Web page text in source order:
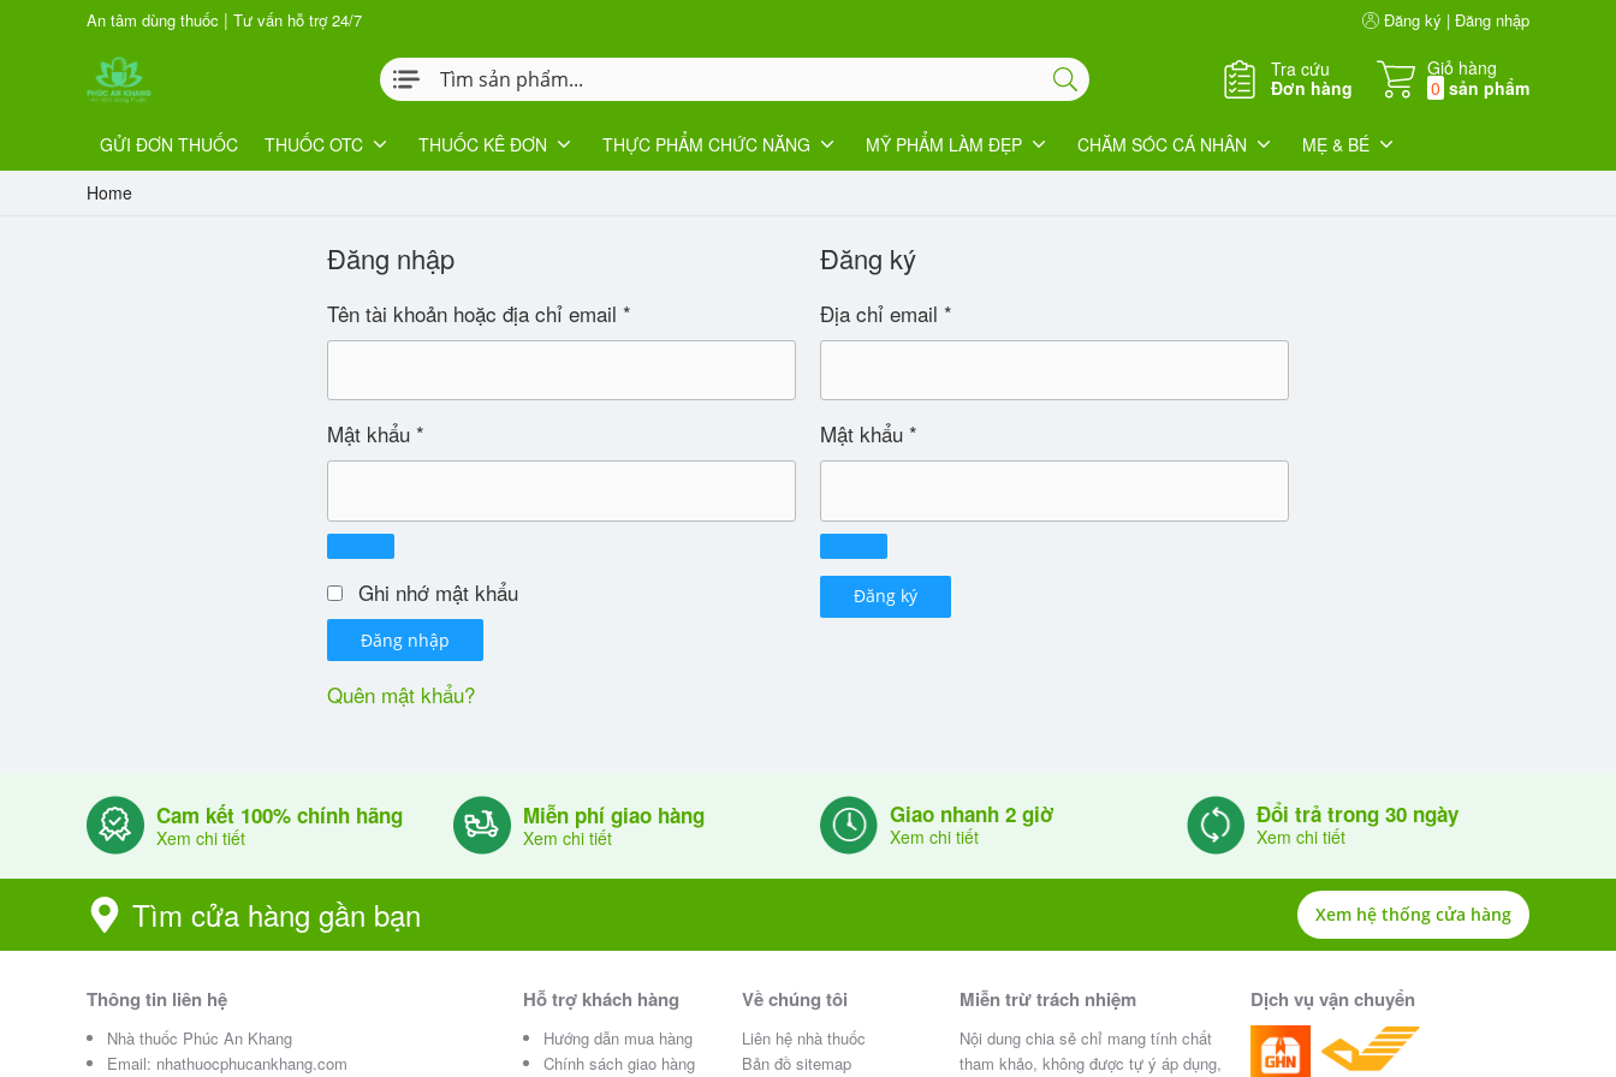
An tâm dùng thuốc | Tư vấn hỗ trợ 24/7 Đăng ký | Đăng nhập
Tra cứu
Đơn hàng
Giỏ hàng
0 sản phẩm
GỬI ĐƠN THUỐC THUỐC OTC THUỐC KÊ ĐƠN THỰC PHẨM CHỨC NĂNG MỸ PHẨM LÀM ĐẸP CHĂM SÓC CÁ NHÂN
MẸ & BÉ
Home
Đăng nhập
Tên tài khoản hoặc địa chỉ email *
Mật khẩu *
Ghi nhớ mật khẩu
Đăng nhập
Quên mật khẩu?
Đăng ký
Địa chỉ email *
Mật khẩu *
Đăng ký
Cam kết 100% chính hãng
Xem chi tiết
Miễn phí giao hàng
Xem chi tiết
Giao nhanh 2 giờ
Xem chi tiết
Đổi trả trong 30 ngày
Xem chi tiết
Tìm cửa hàng gần bạn Xem hệ thống cửa hàng
Thông tin liên hệ
Nhà thuốc Phúc An Khang
Email: nhathuocphucankhang.com
Hỗ trợ khách hàng
Hướng dẫn mua hàng
Chính sách giao hàng
Về chúng tôi
Liên hệ nhà thuốc
Bản đồ sitemap
Miễn trừ trách nhiệm
Nội dung chia sẻ chỉ mang tính chất
tham khảo, không được tự ý áp dụng,
Dịch vụ vận chuyển